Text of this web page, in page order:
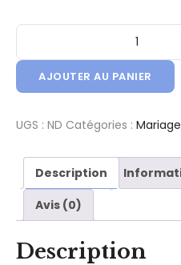
quantité de Kit Pompons en
AJOUTER AU PANIER
UGS : ND Catégories : Mariage
Description
Avis (0)
Description